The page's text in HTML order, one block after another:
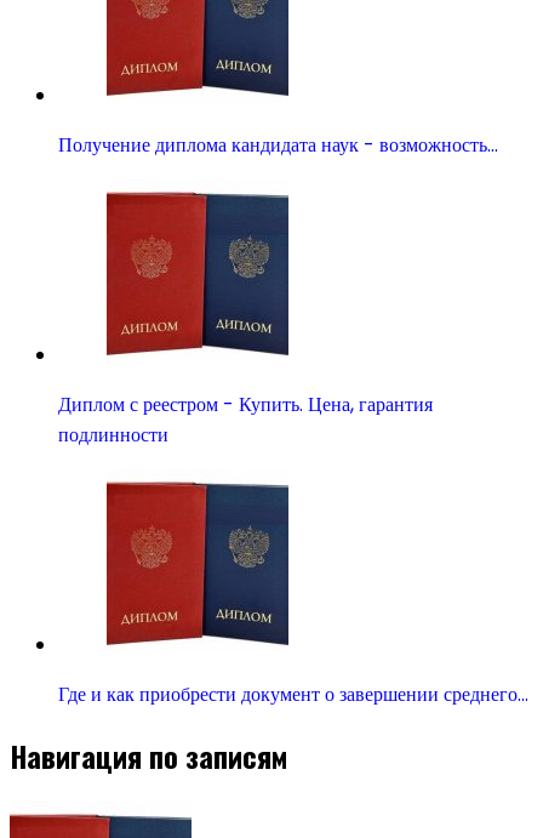
Получение диплома кандидата наук - возможность…
Диплом с реестром - Купить. Цена, гарантия
подлинности
Где и как приобрести документ о завершении среднего…
Навигация по записям